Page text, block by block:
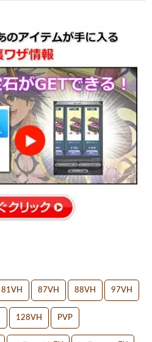
81VH 87VH 88VH 97VH
128VH PVP